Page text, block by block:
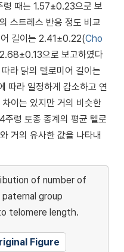
때는 1.57±0.23으로 보
스트레스 반응 정도 비교
어 길이는 2.41±0.22(Cho
으로 보고하였다
라 닭의 텔로미어 길이는
따라 일정하게 감소하고 연
이는 있지만 거의 비슷한
주령 토종 종계의 평균 텔로
거의 유사한 값을 나타내
of number of
group
telomere length.
Figure